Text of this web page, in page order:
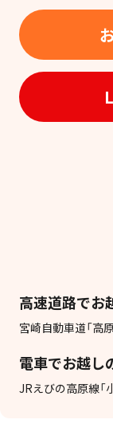
高速道路でお
宮崎自動車道「高
電車でお越し
JRえびの高原線「